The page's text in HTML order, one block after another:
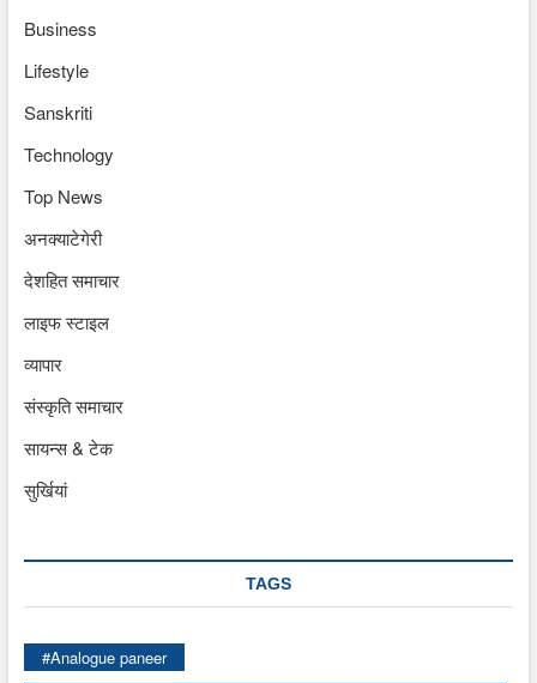
Business
Lifestyle
Sanskriti
Technology
Top News
अनक्याटेगेरी
देशहित समाचार
लाइफ स्टाइल
व्यापार
संस्कृति समाचार
सायन्स & टेक
सुर्खियां
TAGS
#Analogue paneer